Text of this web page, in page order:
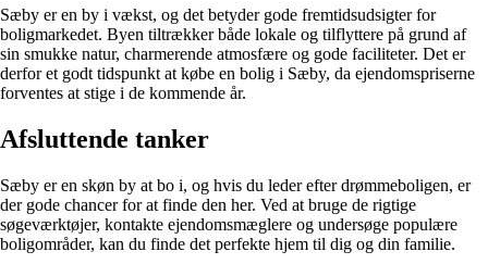
Sæby er en by i vækst, og det betyder gode fremtidsudsigter for
boligmarkedet. Byen tiltrækker både lokale og tilflyttere på grund af
sin smukke natur, charmerende atmosfære og gode faciliteter. Det er
derfor et godt tidspunkt at købe en bolig i Sæby, da ejendomspriserne
forventes at stige i de kommende år.
Afsluttende tanker
Sæby er en skøn by at bo i, og hvis du leder efter drømmeboligen, er
der gode chancer for at finde den her. Ved at bruge de rigtige
søgeværktøjer, kontakte ejendomsmæglere og undersøge populære
boligområder, kan du finde det perfekte hjem til dig og din familie.